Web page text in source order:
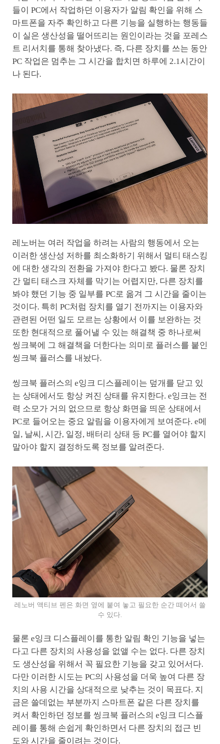
들이 PC에서 작업하던 이용자가 알림 확인을 위해 스
마트폰을 자주 확인하고 다른 기능을 실행하는 행동들
이 실은 생산성을 떨어뜨리는 원인이라는 것을 포레스
트 리서치를 통해 찾아냈다. 즉, 다른 장치를 쓰는 동안
PC 작업은 멈추는 그 시간을 합치면 하루에 2.1시간이
나 된다.
레노버는 여러 작업을 하려는 사람의 행동에서 오는
이러한 생산성 저하를 최소화하기 위해서 멀티 태스킹
에 대한 생각의 전환을 가져야 한다고 봤다. 물론 장치
간 멀티 태스크 자체를 막기는 어렵지만, 다른 장치를
봐야 했던 기능 중 일부를 PC로 옮겨 그 시간을 줄이는
것이다. 특히 PC처럼 장치를 열기 전까지는 이용자와
관련된 어떤 일도 모르는 상황에서 이를 보완하는 것
또한 현대적으로 풀어낼 수 있는 해결책 중 하나로써
씽크북에 그 해결책을 더한다는 의미로 플러스를 붙인
씽크북 플러스를 내놨다.
씽크북 플러스의 e잉크 디스플레이는 덮개를 닫고 있
는 상태에서도 항상 켜진 상태를 유지한다. e잉크는 전
력 소모가 거의 없으므로 항상 화면을 띄운 상태에서
PC로 들어오는 중요 알림을 이용자에게 보여준다. e메
일, 날씨, 시간, 일정, 배터리 상태 등 PC를 열어야 할지
말아야 할지 결정하도록 정보를 알려준다.
레노버 액티브 펜은 화면 옆에 붙여 놓고 필요한 순간 떼어서 쓸
수 있다.
물론 e잉크 디스플레이를 통한 알림 확인 기능을 넣는
다고 다른 장치의 사용성을 없앨 수는 없다. 다른 장치
도 생산성을 위해서 꼭 필요한 기능을 갖고 있어서다.
다만 이러한 시도는 PC의 사용성을 더욱 높여 다른 장
치의 사용 시간을 상대적으로 낮추는 것이 목표다. 지
금은 쓸데없는 부분까지 스마트폰 같은 다른 장치를
켜서 확인하던 정보를 씽크북 플러스의 e잉크 디스플
레이를 통해 손쉽게 확인하면서 다른 장치의 접근 빈
도와 시간을 줄이려는 것이다.